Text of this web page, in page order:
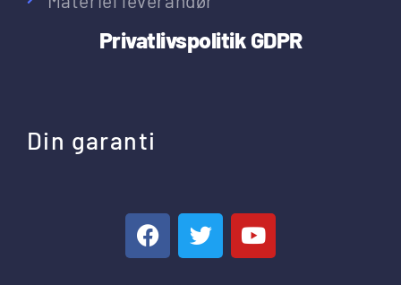
Privatlivspolitik GDPR
Din garanti